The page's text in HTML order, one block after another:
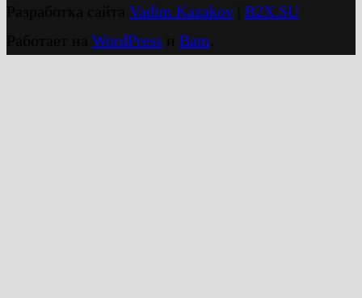
Vadim Kazakov
B2X.SU
WordPress Bam